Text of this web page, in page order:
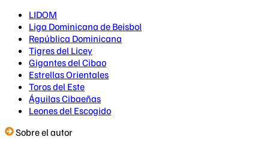
LIDOM
Liga Dominicana de Beisbol
República Dominicana
Tigres del Licey
Gigantes del Cibao
Estrellas Orientales
Toros del Este
Águilas Cibaeñas
Leones del Escogido
Sobre el autor